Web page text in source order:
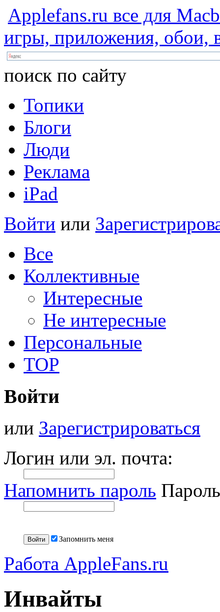
Applefans.ru все для
игры, приложения, обои,
поиск по сайту
Топики
Блоги
Люди
Реклама
iPad
Войти или
Все
Коллективные
Интересные
Не интересные
Персональные
TOP
Войти
или Зарегистрироваться
Логин или эл. почта:
Напомнить пароль
Запомнить меня
Работа AppleFans.ru
Инвайты